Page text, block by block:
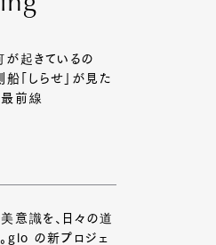
起きているの
「しらせ」が見た
前線
意識を、日々の道
glo の新プロジェ